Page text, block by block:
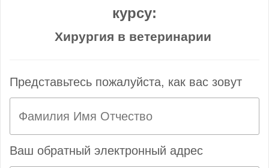
курсу:
Хирургия в ветеринарии
Представьтесь пожалуйста, как вас зовут
Ваш обратный электронный адрес